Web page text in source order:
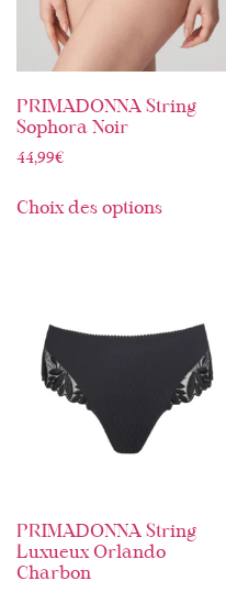
PRIMADONNA String
Sophora Noir
44,99€
Choix des options
PRIMADONNA String
Luxueux Orlando
Charbon